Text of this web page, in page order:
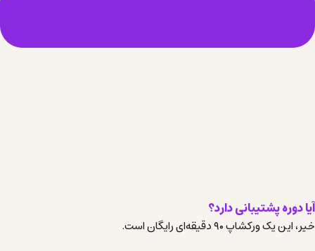
آیا دوره پشتیبانی دارد؟
خیر، این یک ورکشاپ ۹۰ دقیقه‌ای رایگان است.